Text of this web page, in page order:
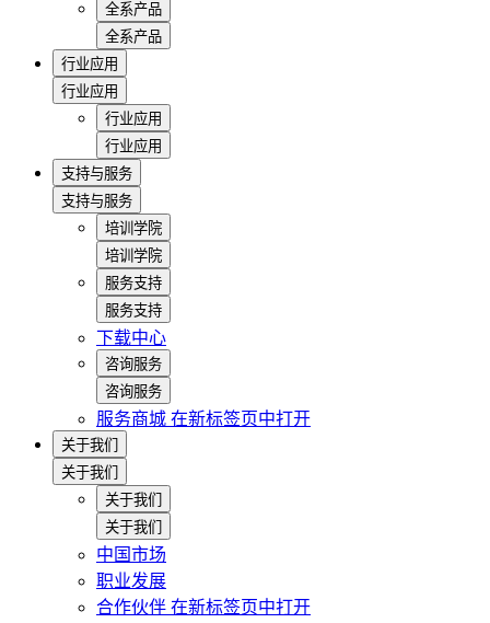
全系产品
全系产品
行业应用
行业应用
行业应用
行业应用
支持与服务
支持与服务
培训学院
培训学院
服务支持
服务支持
下载中心
咨询服务
咨询服务
服务商城 在新标签页中打开
关于我们
关于我们
关于我们
关于我们
中国市场
职业发展
合作伙伴 在新标签页中打开